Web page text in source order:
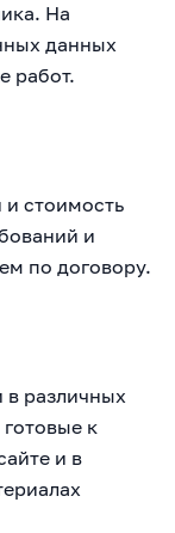
На
данных
работ.
стоимость
и
по договору.
в различных
готовые к
и в